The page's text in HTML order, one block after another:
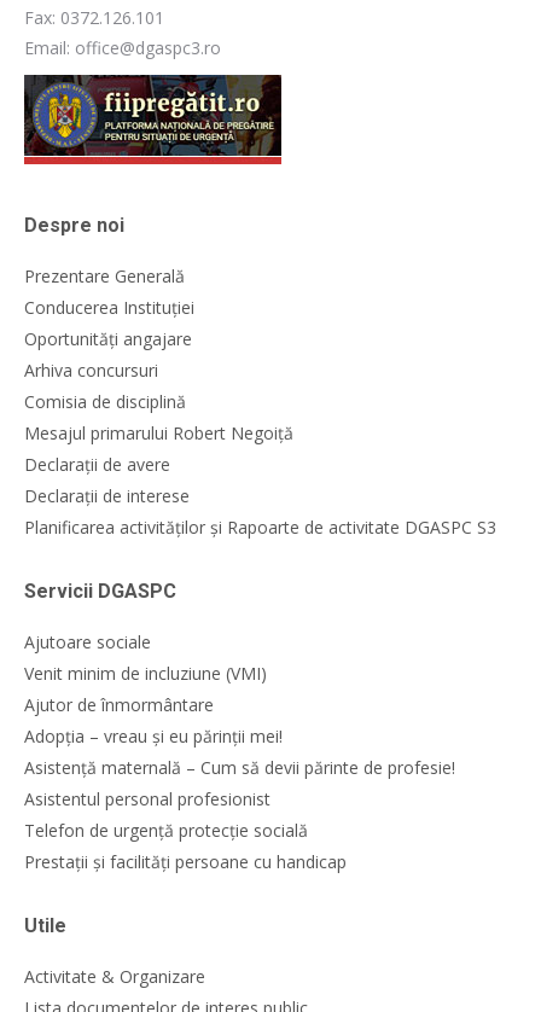
Fax: 0372.126.101
Email: office@dgaspc3.ro
Despre noi
Prezentare Generală
Conducerea Instituției
Oportunități angajare
Arhiva concursuri
Comisia de disciplină
Mesajul primarului Robert Negoiță
Declarații de avere
Declarații de interese
Planificarea activităților și Rapoarte de activitate DGASPC S3
Servicii DGASPC
Ajutoare sociale
Venit minim de incluziune (VMI)
Ajutor de înmormântare
Adopția – vreau și eu părinții mei!
Asistență maternală – Cum să devii părinte de profesie!
Asistentul personal profesionist
Telefon de urgență protecție socială
Prestații și facilități persoane cu handicap
Utile
Activitate & Organizare
Lista documentelor de interes public